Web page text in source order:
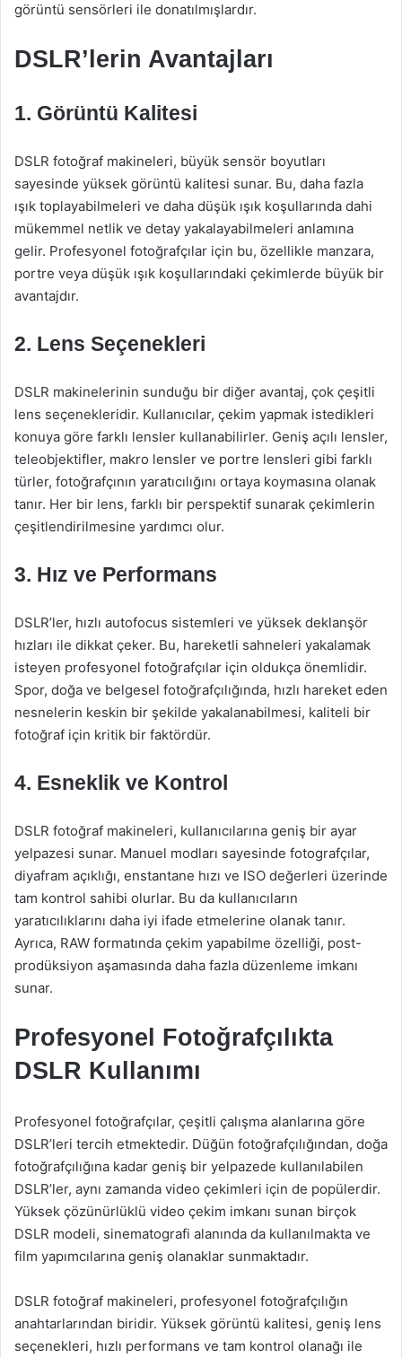
görüntü sensörleri ile donatılmışlardır.
DSLR’lerin Avantajları
1. Görüntü Kalitesi
DSLR fotoğraf makineleri, büyük sensör boyutları
sayesinde yüksek görüntü kalitesi sunar. Bu, daha fazla
ışık toplayabilmeleri ve daha düşük ışık koşullarında dahi
mükemmel netlik ve detay yakalayabilmeleri anlamına
gelir. Profesyonel fotoğrafçılar için bu, özellikle manzara,
portre veya düşük ışık koşullarındaki çekimlerde büyük bir
avantajdır.
2. Lens Seçenekleri
DSLR makinelerinin sunduğu bir diğer avantaj, çok çeşitli
lens seçenekleridir. Kullanıcılar, çekim yapmak istedikleri
konuya göre farklı lensler kullanabilirler. Geniş açılı lensler,
teleobjektifler, makro lensler ve portre lensleri gibi farklı
türler, fotoğrafçının yaratıcılığını ortaya koymasına olanak
tanır. Her bir lens, farklı bir perspektif sunarak çekimlerin
çeşitlendirilmesine yardımcı olur.
3. Hız ve Performans
DSLR’ler, hızlı autofocus sistemleri ve yüksek deklanşör
hızları ile dikkat çeker. Bu, hareketli sahneleri yakalamak
isteyen profesyonel fotoğrafçılar için oldukça önemlidir.
Spor, doğa ve belgesel fotoğrafçılığında, hızlı hareket eden
nesnelerin keskin bir şekilde yakalanabilmesi, kaliteli bir
fotoğraf için kritik bir faktördür.
4. Esneklik ve Kontrol
DSLR fotoğraf makineleri, kullanıcılarına geniş bir ayar
yelpazesi sunar. Manuel modları sayesinde fotografçılar,
diyafram açıklığı, enstantane hızı ve ISO değerleri üzerinde
tam kontrol sahibi olurlar. Bu da kullanıcıların
yaratıcılıklarını daha iyi ifade etmelerine olanak tanır.
Ayrıca, RAW formatında çekim yapabilme özelliği, post-
prodüksiyon aşamasında daha fazla düzenleme imkanı
sunar.
Profesyonel Fotoğrafçılıkta
DSLR Kullanımı
Profesyonel fotoğrafçılar, çeşitli çalışma alanlarına göre
DSLR’leri tercih etmektedir. Düğün fotoğrafçılığından, doğa
fotoğrafçılığına kadar geniş bir yelpazede kullanılabilen
DSLR’ler, aynı zamanda video çekimleri için de popülerdir.
Yüksek çözünürlüklü video çekim imkanı sunan birçok
DSLR modeli, sinematografi alanında da kullanılmakta ve
film yapımcılarına geniş olanaklar sunmaktadır.
DSLR fotoğraf makineleri, profesyonel fotoğrafçılığın
anahtarlarından biridir. Yüksek görüntü kalitesi, geniş lens
seçenekleri, hızlı performans ve tam kontrol olanağı ile